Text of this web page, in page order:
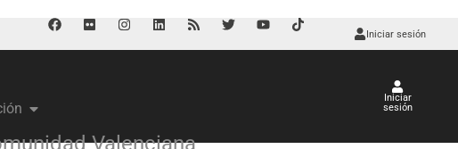
Iniciar sesión
Valenciana
Iniciar
sesión